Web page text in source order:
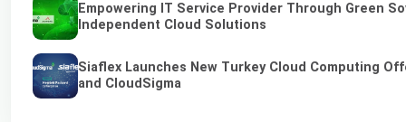
Empowering IT Service Provider Through Green
Independent Cloud Solutions
Siaflex Launches New Turkey Cloud Computing
and CloudSigma